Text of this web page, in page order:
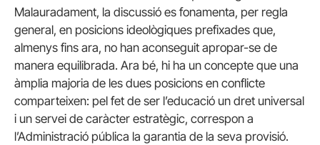
Malauradament, la discussió es fonamenta, per regla
general, en posicions ideològiques prefixades que,
almenys fins ara, no han aconseguit apropar-se de
manera equilibrada. Ara bé, hi ha un concepte que una
àmplia majoria de les dues posicions en conflicte
comparteixen: pel fet de ser l’educació un dret universal
i un servei de caràcter estratègic, correspon a
l’Administració pública la garantia de la seva provisió.